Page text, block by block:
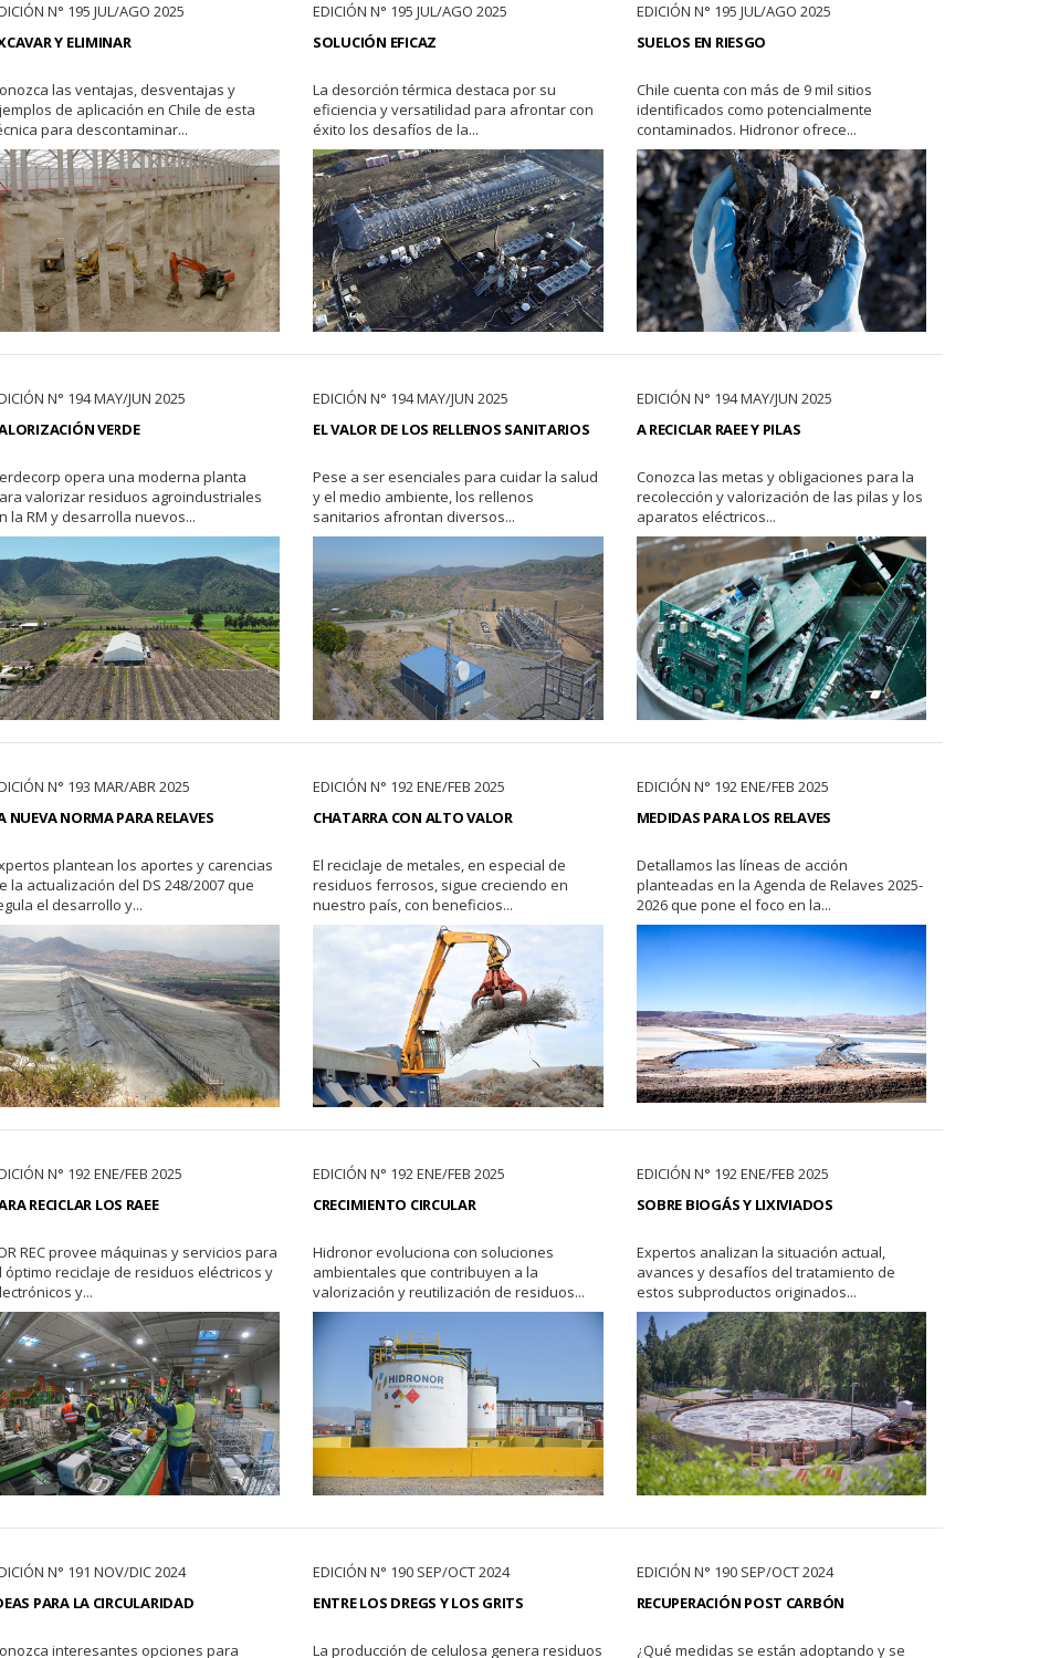
N° 195 JUL/AGO 2025
Y ELIMINAR
las ventajas, desventajas y
de aplicación en Chile de esta
para descontaminar...
EDICIÓN N° 195 JUL/AGO 2025
SOLUCIÓN EFICAZ
La desorción térmica destaca por su
eficiencia y versatilidad para afrontar con
éxito los desafíos de la...
EDICIÓN N° 195 JUL/AGO 2025
SUELOS EN RIESGO
Chile cuenta con más de 9 mil sitios
identificados como potencialmente
contaminados. Hidronor ofrece...
N° 194 MAY/JUN 2025
VERDE
opera una moderna planta
valorizar residuos agroindustriales
la RM y desarrolla nuevos...
EDICIÓN N° 194 MAY/JUN 2025
EL VALOR DE LOS RELLENOS SANITARIOS
Pese a ser esenciales para cuidar la salud
y el medio ambiente, los rellenos
sanitarios afrontan diversos...
EDICIÓN N° 194 MAY/JUN 2025
A RECICLAR RAEE Y PILAS
Conozca las metas y obligaciones para la
recolección y valorización de las pilas y los
aparatos eléctricos...
N° 193 MAR/ABR 2025
NUEVA NORMA PARA RELAVES
plantean los aportes y carencias
la actualización del DS 248/2007 que
el desarrollo y...
EDICIÓN N° 192 ENE/FEB 2025
CHATARRA CON ALTO VALOR
El reciclaje de metales, en especial de
residuos ferrosos, sigue creciendo en
nuestro país, con beneficios...
EDICIÓN N° 192 ENE/FEB 2025
MEDIDAS PARA LOS RELAVES
Detallamos las líneas de acción
planteadas en la Agenda de Relaves 2025-
2026 que pone el foco en la...
N° 192 ENE/FEB 2025
RECICLAR LOS RAEE
REC provee máquinas y servicios para
óptimo reciclaje de residuos eléctricos y
y...
EDICIÓN N° 192 ENE/FEB 2025
CRECIMIENTO CIRCULAR
Hidronor evoluciona con soluciones
ambientales que contribuyen a la
valorización y reutilización de residuos...
EDICIÓN N° 192 ENE/FEB 2025
SOBRE BIOGÁS Y LIXIVIADOS
Expertos analizan la situación actual,
avances y desafíos del tratamiento de
estos subproductos originados...
N° 191 NOV/DIC 2024
PARA LA CIRCULARIDAD
interesantes opciones para
EDICIÓN N° 190 SEP/OCT 2024
ENTRE LOS DREGS Y LOS GRITS
La producción de celulosa genera residuos
EDICIÓN N° 190 SEP/OCT 2024
RECUPERACIÓN POST CARBÓN
¿Qué medidas se están adoptando y se